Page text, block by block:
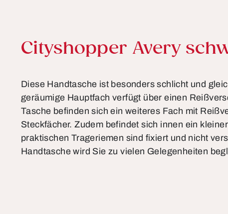
Produktinformationen
Cityshopper Avery
Diese Handtasche ist besonders schlicht und
geräumige Hauptfach verfügt über einen
Tasche befinden sich ein weiteres Fach mit
Steckfächer. Zudem befindet sich innen ein
praktischen Trageriemen sind fixiert und nicht
Handtasche wird Sie zu vielen Gelegenheiten